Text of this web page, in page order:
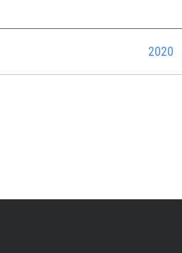
2020